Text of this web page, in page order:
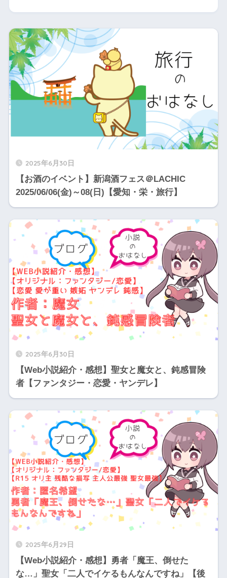
2025年6月30日
【お酒のイベント】新潟酒フェス＠LACHIC
2025/06/06(金)～08(日)【愛知・栄・旅行】
2025年6月30日
【Web小説紹介・感想】聖女と魔女と、鈍感冒険
者【ファンタジー・恋愛・ヤンデレ】
2025年6月29日
【Web小説紹介・感想】勇者「魔王、倒せた
な…」聖女「二人でイケるもんなんですね」【後